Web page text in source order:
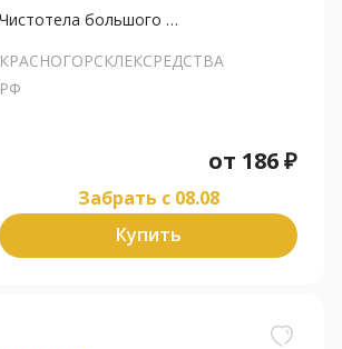
Чистотела большого трава
КРАСНОГОРСКЛЕКСРЕДСТВА
РФ
от 186₽
Забрать c 08.08
Купить